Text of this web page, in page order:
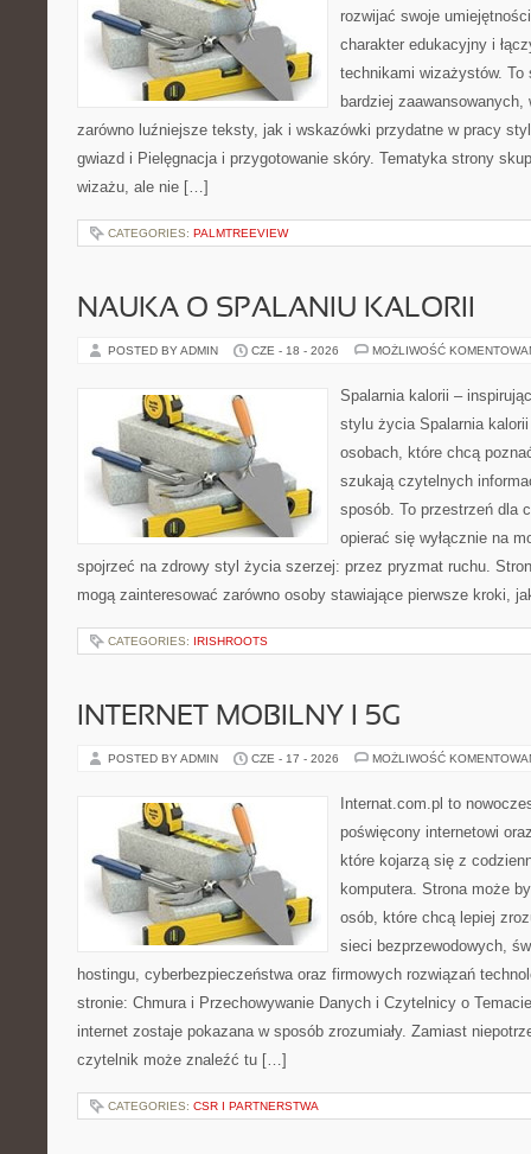
rozwijać swoje
charakter edukacyjny i
technikami wizażystów.
bardziej
zarówno luźniejsze teksty, jak i wskazówki przydatne w pracy
gwiazd i Pielęgnacja i przygotowanie skóry. Tematyka strony
wizażu, ale nie […]
CATEGORIES: PALMTREEVIEW
NAUKA O SPALANIU KALORII
POSTED BY ADMIN CZE - 18 - 2026 MOŻLIWOŚĆ
Spalarnia kalorii –
stylu życia Spalarnia
osobach, które chcą
szukają czytelnych
sposób. To przestrzeń dla
opierać się wyłącznie na
spojrzeć na zdrowy styl życia szerzej: przez pryzmat ruchu.
mogą zainteresować zarówno osoby stawiające pierwsze kroki,
CATEGORIES: IRISHROOTS
INTERNET MOBILNY I 5G
POSTED BY ADMIN CZE - 17 - 2026 MOŻLIWOŚĆ
Internat.com.pl to
poświęcony internetowi
które kojarzą się z
komputera. Strona może
osób, które chcą lepiej
sieci bezprzewodowych,
hostingu, cyberbezpieczeństwa oraz firmowych rozwiązań
stronie: Chmura i Przechowywanie Danych i Czytelnicy o
internet zostaje pokazana w sposób zrozumiały. Zamiast
czytelnik może znaleźć tu […]
CATEGORIES: CSR I PARTNERSTWA